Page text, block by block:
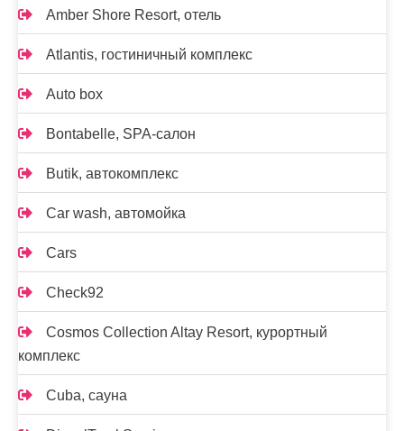
Amber Shore Resort, отель
Atlantis, гостиничный комплекс
Auto box
Bontabelle, SPA-салон
Butik, автокомплекс
Car wash, автомойка
Cars
Check92
Cosmos Collection Altay Resort, курортный
комплекс
Cuba, сауна